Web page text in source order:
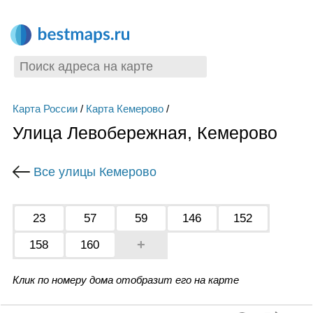
Карта России/ Карта Кемерово/
Улица Левобережная, Кемерово
Все улицы Кемерово
23 57 59 146
152
158
160 +
Клик по номеру дома отобразит его на карте